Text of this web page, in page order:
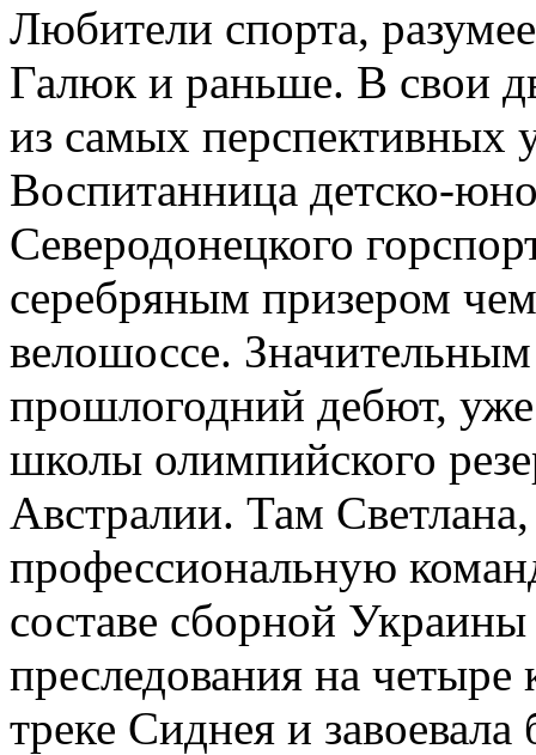
Любители спорта,
Галюк и раньше. В свои
из самых перспективных
Воспитанница детско-
Северодонецкого
серебряным призером
велошоссе.
прошлогодний дебют,
школы олимпийского
Австралии. Там
профессиональную
составе сборной Украины
преследования на
треке Сиднея и